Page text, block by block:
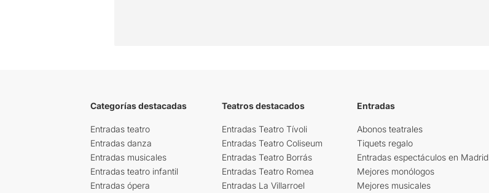
Categorías destacadas
Entradas teatro
Entradas danza
Entradas musicales
Entradas teatro infantil
Entradas ópera
Teatros destacados
Entradas Teatro Tívoli
Entradas Teatro Coliseum
Entradas Teatro Borrás
Entradas Teatro Romea
Entradas La Villarroel
Entradas
Abonos teatrales
Tiquets regalo
Entradas espectáculos en Madrid
Mejores monólogos
Mejores musicales